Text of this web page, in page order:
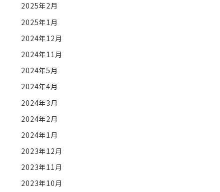
2025年2月
2025年1月
2024年12月
2024年11月
2024年5月
2024年4月
2024年3月
2024年2月
2024年1月
2023年12月
2023年11月
2023年10月